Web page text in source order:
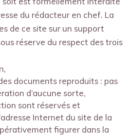
du rédacteur en chef. La
de ce site sur un support
réserve du respect des trois
documents reproduits : pas
d’aucune sorte,
sont réservés et
Internet du site de la
figurer dans la